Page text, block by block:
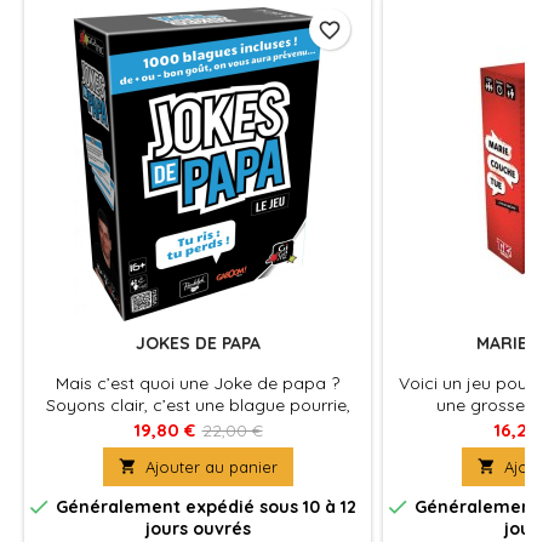
JOKES DE PAPA
Mais c’est quoi une Joke de papa ?
Soyons clair, c’est une blague pourrie,
celle que pourrait faire ton père quoi...
19,80 € 22,00 €
 Ajouter au panier
 Généralement expédié sous 10 à 12
jours ouvrés
favorite_border
MARIE
Voici un jeu pour
une grosse
16,20

 Généralement